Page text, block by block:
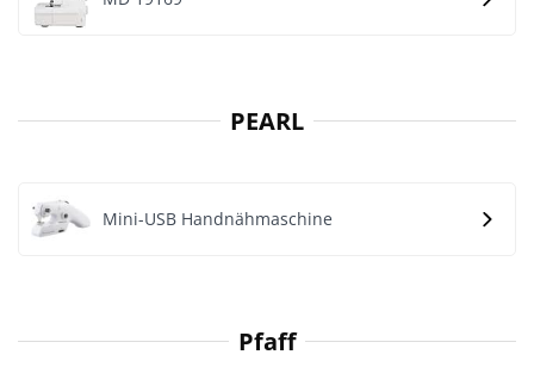
PEARL
Mini-USB Handnähmaschine
Pfaff